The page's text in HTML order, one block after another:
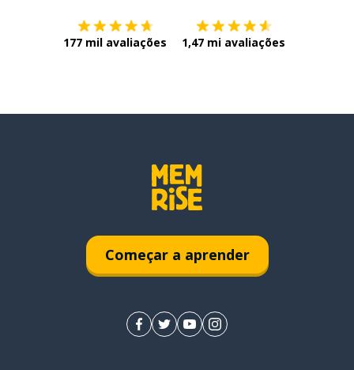
177 mil avaliações 1,47 mi avaliações
Começar a aprender